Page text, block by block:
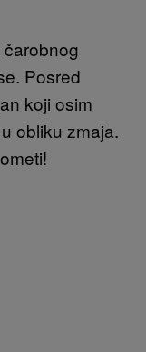
Posred
koji osim
obliku zmaja.